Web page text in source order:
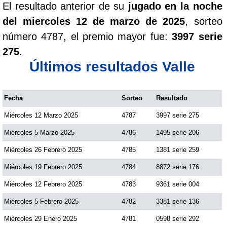
El resultado anterior de su jugado en la noche
del miercoles 12 de marzo de 2025, sorteo
número 4787, el premio mayor fue:3997 serie
275.
Últimos resultados Valle
Fecha Sorteo Resultado
Miércoles 12 Marzo 2025 4787 3997 serie 275
Miércoles 5 Marzo 2025 4786 1495 serie 206
Miércoles 26 Febrero 2025 4785 1381 serie 259
Miércoles 19 Febrero 2025 4784 8872 serie 176
Miércoles 12 Febrero 2025 4783 9361 serie 004
Miércoles 5 Febrero 2025 4782 3381 serie 136
Miércoles 29 Enero 2025 4781 0598 serie 292